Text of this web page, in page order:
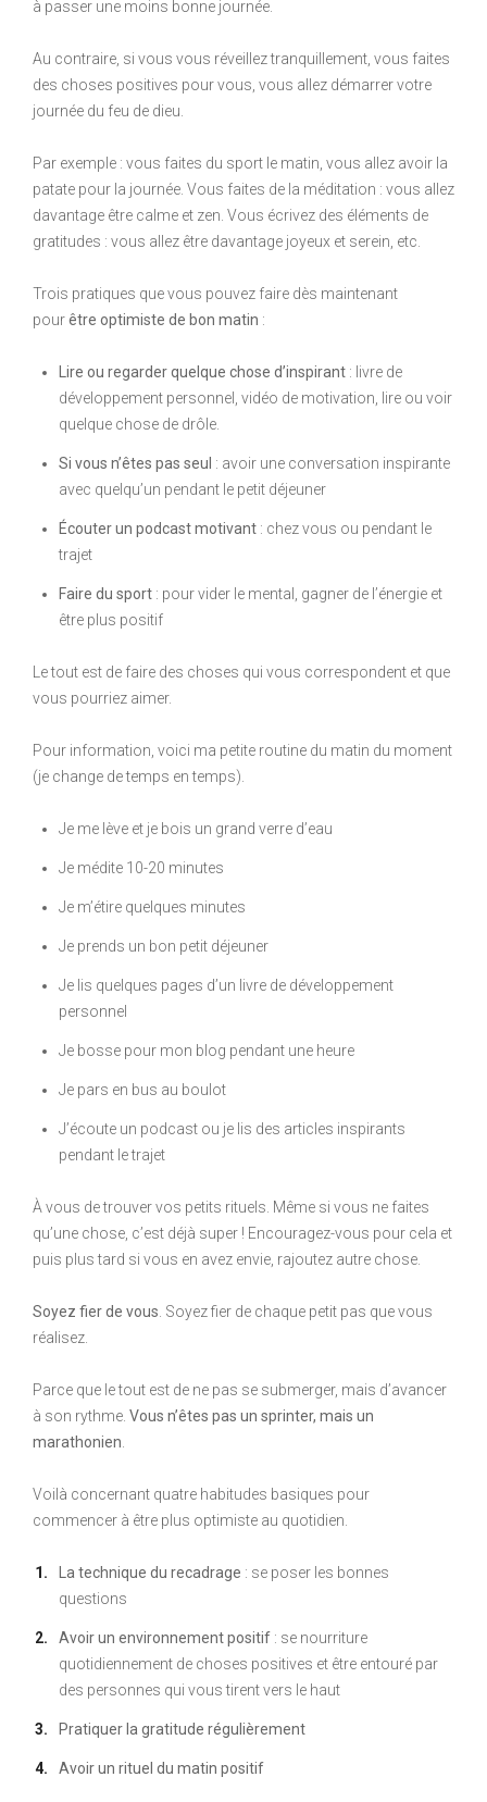
à passer une moins bonne journée.
Au contraire, si vous vous réveillez tranquillement, vous faites
des choses positives pour vous, vous allez démarrer votre
journée du feu de dieu.
Par exemple : vous faites du sport le matin, vous allez avoir la
patate pour la journée. Vous faites de la méditation : vous allez
davantage être calme et zen. Vous écrivez des éléments de
gratitudes : vous allez être davantage joyeux et serein, etc.
Trois pratiques que vous pouvez faire dès maintenant
pourêtre optimiste de bon matin :
Lire ou regarder quelque chose d’inspirant : livre de
développement personnel, vidéo de motivation, lire ou voir
quelque chose de drôle.
Si vous n’êtes pas seul : avoir une conversation inspirante
avec quelqu’un pendant le petit déjeuner
Écouter un podcast motivant : chez vous ou pendant le
trajet
Faire du sport : pour vider le mental, gagner de l’énergie et
être plus positif
Le tout est de faire des choses qui vous correspondent et que
vous pourriez aimer.
Pour information, voici ma petite routine du matin du moment
(je change de temps en temps).
Je me lève et je bois un grand verre d’eau
Je médite 10-20 minutes
Je m’étire quelques minutes
Je prends un bon petit déjeuner
Je lis quelques pages d’un livre de développement
personnel
Je bosse pour mon blog pendant une heure
Je pars en bus au boulot
J’écoute un podcast ou je lis des articles inspirants
pendant le trajet
À vous de trouver vos petits rituels. Même si vous ne faites
qu’une chose, c’est déjà super ! Encouragez-vous pour cela et
puis plus tard si vous en avez envie, rajoutez autre chose.
Soyez fier de vous . Soyez fier de chaque petit pas que vous
réalisez.
Parce que le tout est de ne pas se submerger, mais d’avancer
à son rythme. Vous n’êtes pas un sprinter, mais un
marathonien
Voilà concernant quatre habitudes basiques pour
commencer à être plus optimiste au quotidien.
La technique du recadrage : se poser les bonnes
questions
Avoir un environnement positif : se nourriture
quotidiennement de choses positives et être entouré par
des personnes qui vous tirent vers le haut
Pratiquer la gratitude régulièrement
Avoir un rituel du matin positif